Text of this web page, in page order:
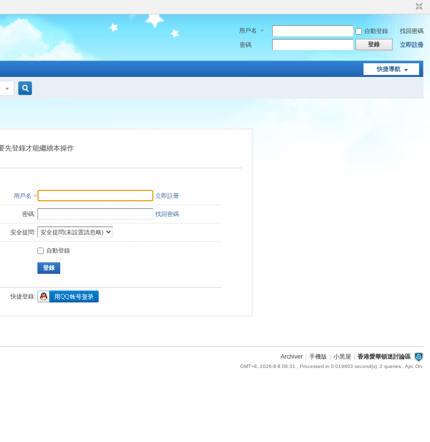
用戶名 自動登錄
找回密碼
密碼
登錄 立即註冊
快捷導航
索
先登錄才能繼續本操作
用戶名 立即註冊
密碼: 找回密碼
安全提問:
自動登錄
登錄
快捷登錄:
Archiver 手機版 小黑屋 香港愛華頓迷討論區
GMT+8, 2026-8-8 06:31 , Processed in 0.019803 second(s), 2 queries , Apc On.